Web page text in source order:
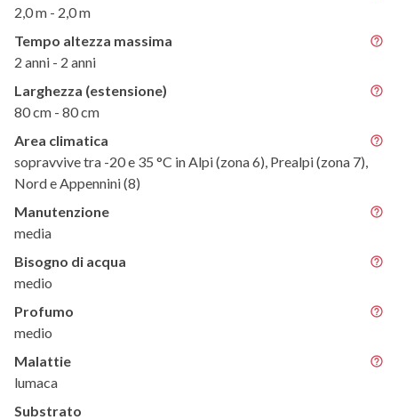
2,0 m - 2,0 m
Tempo altezza massima
2 anni - 2 anni
Larghezza (estensione)
80 cm - 80 cm
Area climatica
sopravvive tra -20 e 35 °C in Alpi (zona 6), Prealpi (zona 7),
Nord e Appennini (8)
Manutenzione
media
Bisogno di acqua
medio
Profumo
medio
Malattie
lumaca
Substrato